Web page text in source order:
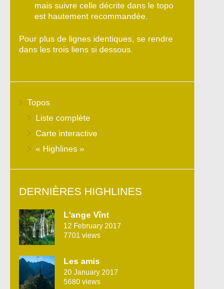
mais suivre celle décrite dans le topo
est hautement recommandée.
Pour plus de lignes identiques, se rendre
dans les trois liens si dessous.
Topos
Liste complète
Carte interactive
« Highlines »
DERNIÈRES HIGHLINES
L'ange Vînt
12 February 2017
7701 views
Les amis
20 January 2017
5680views